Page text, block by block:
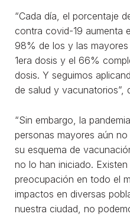
“Cada día, el porcentaje
contra covid-19 aumenta
98% de los y las
1era dosis y el 66%
dosis. Y seguimos
de salud y vacunatorios”,
“Sin embargo, la
personas mayores aún
su esquema de
no lo han iniciado.
preocupación en todo el
impactos en diversas
nuestra ciudad, no